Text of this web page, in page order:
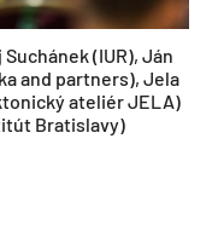
(IUR), Ján
and partners), Jela
ateliér JELA)
Bratislavy)